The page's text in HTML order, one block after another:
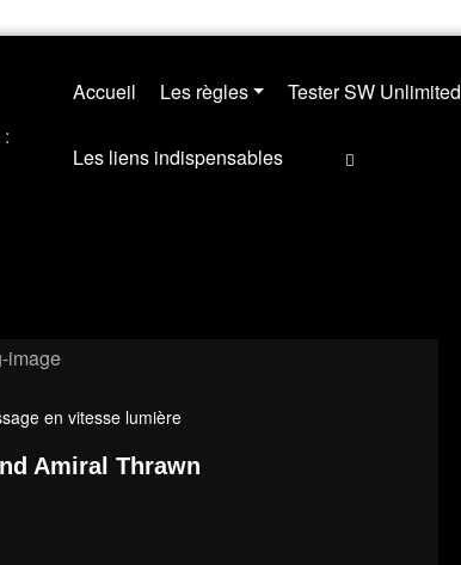
:
Accueil Les règles Tester SW Unlimited
Les liens indispensables
en vitesse lumière
Amiral Thrawn